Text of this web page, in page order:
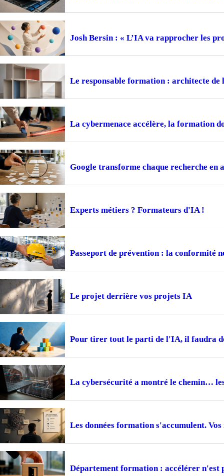
Josh Bersin : « L’IA va rapprocher les
Le responsable formation : architecte
La cybermenace accélère, la formation
Google transforme chaque recherche en
Experts métiers ? Formateurs d'IA !
Passeport de prévention : la conformité
Le projet derrière vos projets IA
Pour tirer tout le parti de l'IA, il faudra
La cybersécurité a montré le chemin…
Les données formation s'accumulent.
Département formation : accélérer n'est